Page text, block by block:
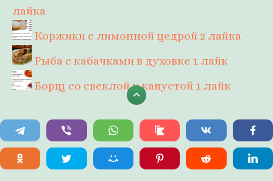
лайка
Коржики с лимонной цедрой 2 лайка
Рыба с кабачками в духовке 1 лайк
Борщ со свеклой и капустой 1 лайк